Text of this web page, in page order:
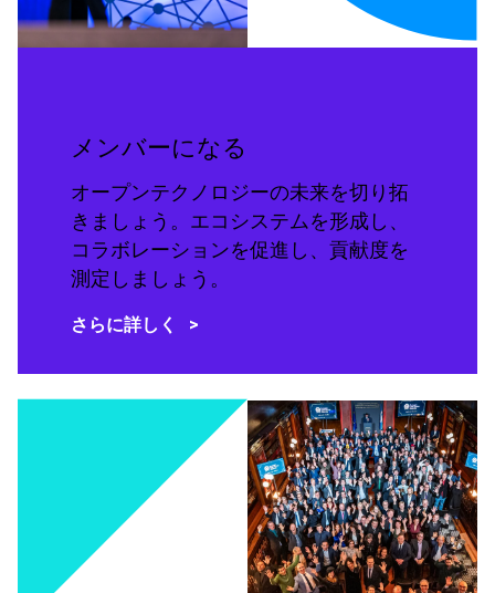
メンバーになる
オープンテクノロジーの未来を切り拓
きましょう。エコシステムを形成し、
コラボレーションを促進し、貢献度を
測定しましょう。
さらに詳しく